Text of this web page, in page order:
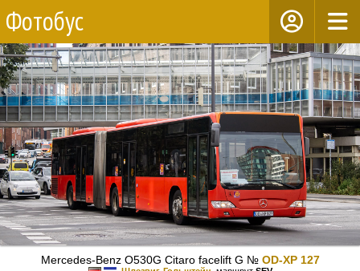
Фотобус
Mercedes-Benz O530G Citaro facelift G № OD-XP 127